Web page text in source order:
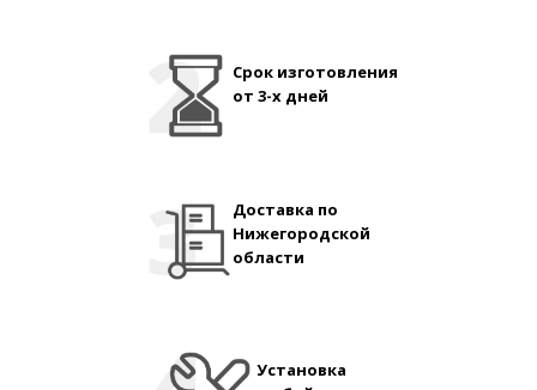
Срок изготовления
от 3-х дней
Доставка по
Нижегородской
области
Установка